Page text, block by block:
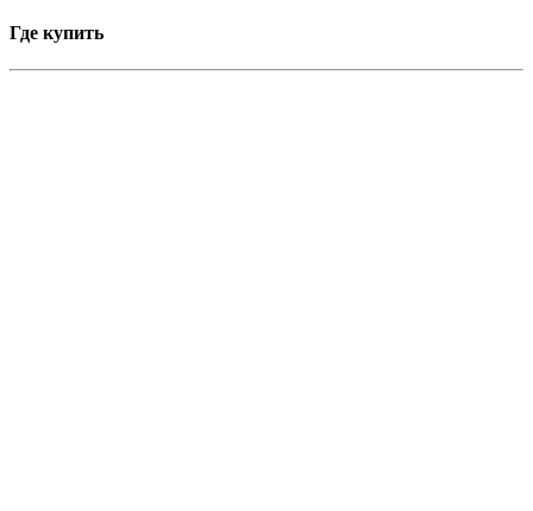
Где купить